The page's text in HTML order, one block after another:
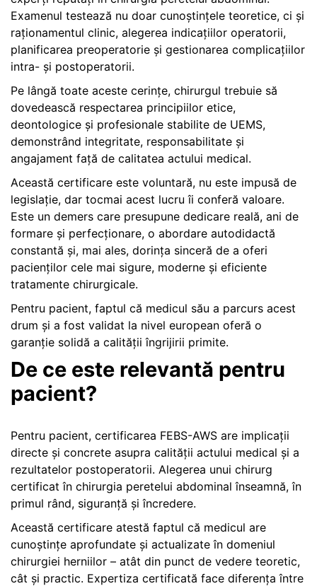
Examenul testează nu doar cunoștințele teoretice, ci și
raționamentul clinic, alegerea indicațiilor operatorii,
planificarea preoperatorie și gestionarea complicațiilor
intra- și postoperatorii.
Pe lângă toate aceste cerințe, chirurgul trebuie să
dovedească respectarea principiilor etice,
deontologice și profesionale stabilite de UEMS,
demonstrând integritate, responsabilitate și
angajament față de calitatea actului medical.
Această certificare este voluntară, nu este impusă de
legislație, dar tocmai acest lucru îi conferă valoare.
Este un demers care presupune dedicare reală, ani de
formare și perfecționare, o abordare autodidactă
constantă și, mai ales, dorința sinceră de a oferi
pacienților cele mai sigure, moderne și eficiente
tratamente chirurgicale.
Pentru pacient, faptul că medicul său a parcurs acest
drum și a fost validat la nivel european oferă o
garanție solidă a calității îngrijirii primite.
De ce este relevantă pentru
pacient?
Pentru pacient, certificarea FEBS-AWS are implicații
directe și concrete asupra calității actului medical și a
rezultatelor postoperatorii. Alegerea unui chirurg
certificat în chirurgia peretelui abdominal înseamnă, în
primul rând, siguranță și încredere.
Această certificare atestă faptul că medicul are
cunoștințe aprofundate și actualizate în domeniul
chirurgiei herniilor – atât din punct de vedere teoretic,
cât și practic. Expertiza certificată face diferența între